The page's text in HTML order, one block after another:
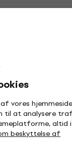
vores
til at analysere
altid i
beskyttelse af